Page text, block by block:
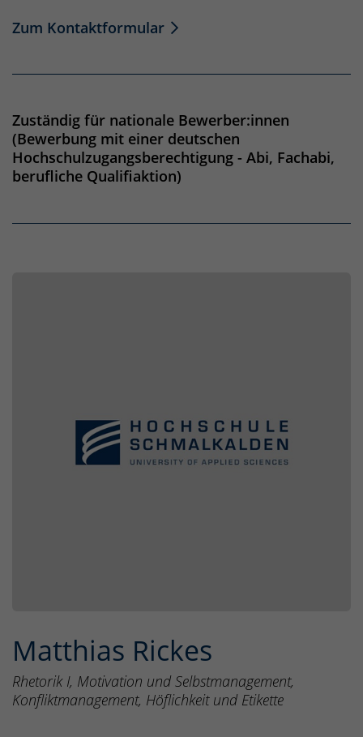
Zum Kontaktformular
Zuständig für nationale Bewerber:innen
(Bewerbung mit einer deutschen
Hochschulzugangsberechtigung - Abi, Fachabi,
berufliche Qualifiaktion)
Matthias Rickes
Rhetorik I, Motivation und Selbstmanagement,
Konfliktmanagement, Höflichkeit und Etikette